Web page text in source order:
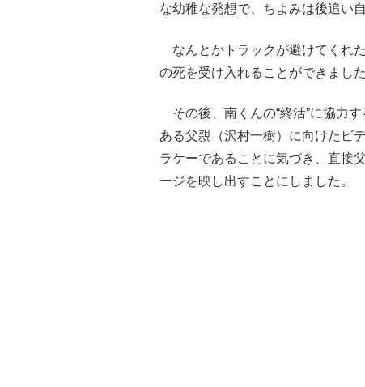
な幼稚な発想で、ちよみは後追い
なんとかトラックが避けてくれ
の死を受け入れることができました
その後、南くんの“終活”に協力
ある父親（沢村一樹）に向けたビ
ラケーであることに気づき、直接
ージを映し出すことにしました。